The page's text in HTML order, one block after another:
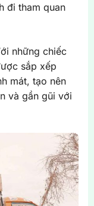
đi tham quan
những chiếc
sắp xếp
mát, tạo nên
và gần gũi với